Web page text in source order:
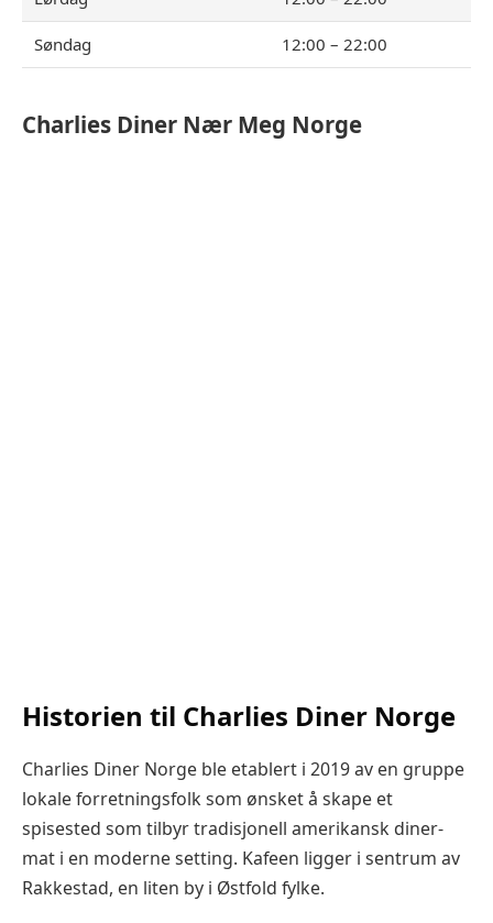
Søndag 12:00 – 22:00
Charlies Diner Nær Meg Norge
Historien til Charlies Diner Norge
Charlies Diner Norge ble etablert i 2019 av en gruppe
lokale forretningsfolk som ønsket å skape et
spisested som tilbyr tradisjonell amerikansk diner-
mat i en moderne setting. Kafeen ligger i sentrum av
Rakkestad, en liten by i Østfold fylke.